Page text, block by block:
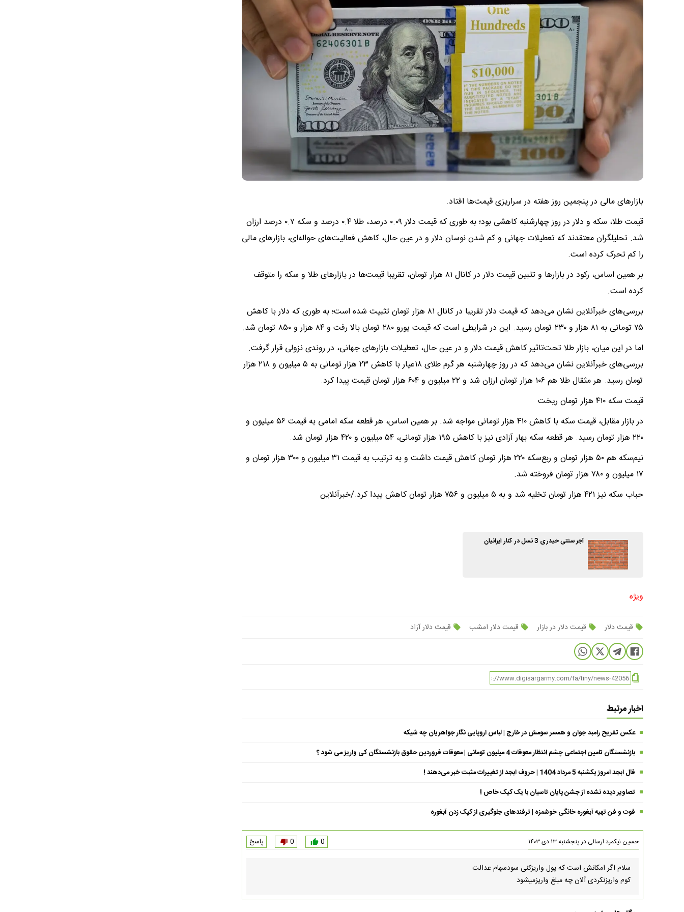
بازارهای مالی در پنجمین روز هفته در سراریزی قیمت‌ها افتاد.
قیمت طلا، سکه و دلار در روز چهارشنبه کاهشی بود؛ به طوری که قیمت دلار ۰.۰۹ درصد، طلا ۰.۴ درصد و سکه ۰.۷ درصد ارزان
شد. تحلیلگران معتقدند که تعطیلات جهانی و کم شدن نوسان دلار و در عین حال، کاهش فعالیت‌های حواله‌ای، بازارهای مالی
را کم تحرک کرده است.
بر همین اساس، رکود در بازارها و تثبین قیمت دلار در کانال ۸۱ هزار تومان، تقریبا قیمت‌ها در بازارهای طلا و سکه را متوقف
کرده است.
بررسی‌های خبرآنلاین نشان می‌دهد که قیمت دلار تقریبا در کانال ۸۱ هزار تومان تثبیت شده است؛ به طوری که دلار با کاهش
۷۵ تومانی به ۸۱ هزار و ۲۳۰ تومان رسید. این در شرایطی است که قیمت یورو ۲۸۰ تومان بالا رفت و ۸۴ هزار و ۸۵۰ تومان شد.
اما در این میان، بازار طلا تحت‌تاثیر کاهش قیمت دلار و در عین حال، تعطیلات بازارهای جهانی، در روندی نزولی قرار گرفت.
بررسی‌های خبرآنلاین نشان می‌دهد که در روز چهارشنبه هر گرم طلای ۱۸عیار با کاهش ۲۳ هزار تومانی به ۵ میلیون و ۲۱۸ هزار
تومان رسید. هر مثقال طلا هم ۱۰۶ هزار تومان ارزان شد و ۲۲ میلیون و ۶۰۴ هزار تومان قیمت پیدا کرد.
قیمت سکه ۴۱۰ هزار تومان ریخت
در بازار مقابل، قیمت سکه با کاهش ۴۱۰ هزار تومانی مواجه شد. بر همین اساس، هر قطعه سکه امامی به قیمت ۵۶ میلیون و
۲۲۰ هزار تومان رسید. هر قطعه سکه بهار آزادی نیز با کاهش ۱۹۵ هزار تومانی، ۵۴ میلیون و ۴۲۰ هزار تومان شد.
نیم‌سکه هم ۵۰ هزار تومان و ربع‌سکه ۲۲۰ هزار تومان کاهش قیمت داشت و به ترتیب به قیمت ۳۱ میلیون و ۳۰۰ هزار تومان و
۱۷ میلیون و ۷۸۰ هزار تومان فروخته شد.
حباب سکه نیز ۴۲۱ هزار تومان تخلیه شد و به ۵ میلیون و ۷۵۶ هزار تومان کاهش پیدا کرد./خبرآنلاین
آجر سنتی حیدری 3 نسل در کنار ایرانیان
ویژه
قیمت دلار قیمت دلار در بازار قیمت دلار امشب قیمت دلار آزاد
اخبار مرتبط
عکس تفریح رامبد جوان و همسر سومش در خارج | لباس اروپایی نگار جواهریان چه شیکه
بازنشستگان تامین اجتماعی چشم انتظار معوقات 4 میلیون تومانی | معوقات فروردین حقوق بازنشستگان کی واریز می شود ؟
فال ابجد امروز یکشنبه 5 مرداد 1404 | حروف ابجد از تغییرات مثبت خبر می‌دهند !
تصاویر دیده نشده از جشن پایان تاسیان با یک کیک خاص !
فوت و فن تهیه آبغوره خانگی خوشمزه | ترفندهای جلوگیری از کپک زدن آبغوره
حسین نیکمرد ارسالی درپنجشنبه ۱۳ دی ۱۴۰۳ 0
0 پاسخ
سلام اگر امکانش است که پول واریزکنی سودسهام عدالت
کوم واریزنکردی آلان چه مبلغ واریزمیشود